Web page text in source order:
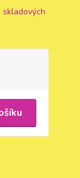
skladových